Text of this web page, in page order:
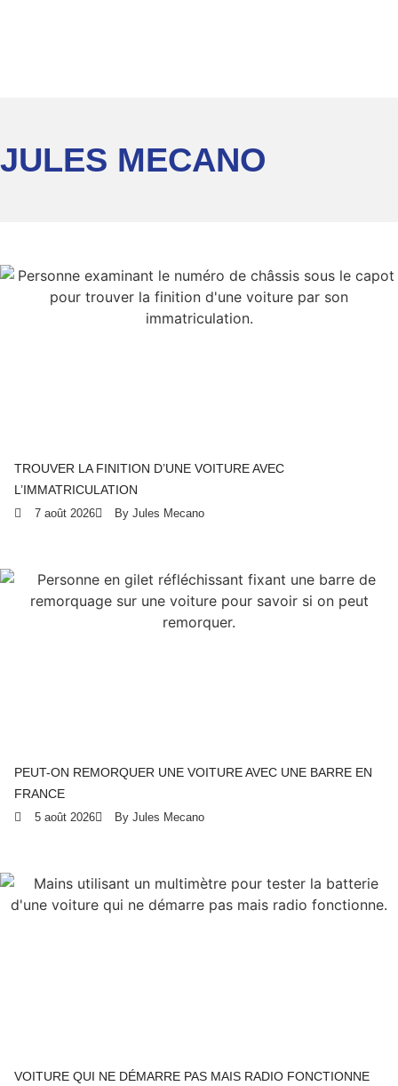
JULES MECANO
TROUVER LA FINITION D’UNE VOITURE AVEC
L’IMMATRICULATION
7 août 2026 By Jules Mecano
PEUT-ON REMORQUER UNE VOITURE AVEC UNE BARRE EN
FRANCE
5 août 2026 By Jules Mecano
VOITURE QUI NE DÉMARRE PAS MAIS RADIO FONCTIONNE